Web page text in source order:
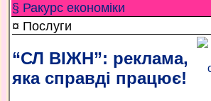
§ Ракурс економiки
¤ Послуги
“СЛ ВІЖН”: реклама,
яка справді працює!